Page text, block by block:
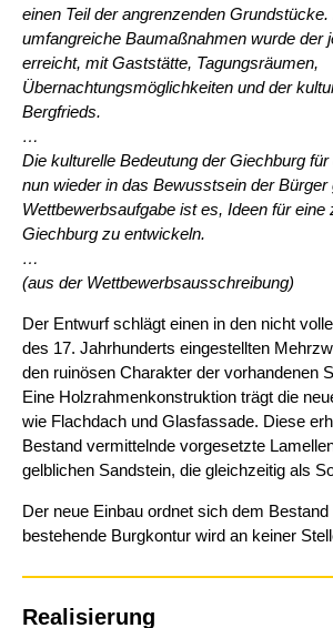
einen Teil der angrenzenden
umfangreiche Baumaßnahmen wurde der
erreicht, mit Gaststätte, Tagungsräumen,
Übernachtungsmöglichkeiten und der
Bergfrieds.
…
Die kulturelle Bedeutung der Giechburg
nun wieder in das Bewusstsein der Bürger
Wettbewerbsaufgabe ist es, Ideen für eine
Giechburg zu entwickeln.
…
(aus der Wettbewerbsausschreibung)
Der Entwurf schlägt einen in den nicht
des 17. Jahrhunderts eingestellten
den ruinösen Charakter der vorhandenen
Eine Holzrahmenkonstruktion trägt die
wie Flachdach und Glasfassade. Diese
Bestand vermittelnde vorgesetzte
gelblichen Sandstein, die gleichzeitig als
Der neue Einbau ordnet sich dem Bestand
bestehende Burgkontur wird an keiner
Realisierung